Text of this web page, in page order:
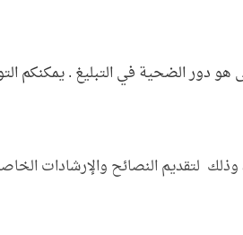
هو دور الضحية في التبليغ .يمكنكم
، وذلك لتقديم النصائح والإرشادات